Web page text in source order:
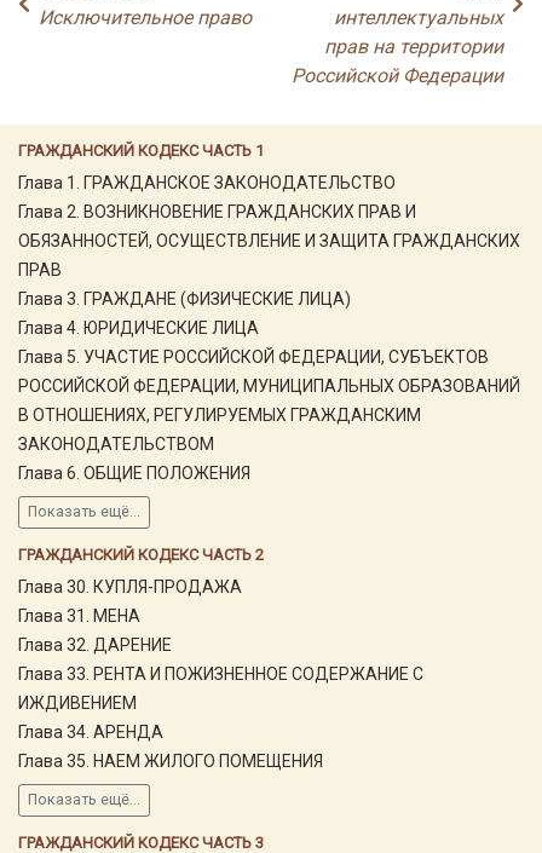
ГРАЖДАНСКИЙ КОДЕКС ЧАСТЬ 1
Глава 1. ГРАЖДАНСКОЕ ЗАКОНОДАТЕЛЬСТВО
Глава 2. ВОЗНИКНОВЕНИЕ ГРАЖДАНСКИХ ПРАВ И
ОБЯЗАННОСТЕЙ, ОСУЩЕСТВЛЕНИЕ И ЗАЩИТА ГРАЖДАНСКИХ
ПРАВ
Глава 3. ГРАЖДАНЕ (ФИЗИЧЕСКИЕ ЛИЦА)
Глава 4. ЮРИДИЧЕСКИЕ ЛИЦА
Глава 5. УЧАСТИЕ РОССИЙСКОЙ ФЕДЕРАЦИИ, СУБЪЕКТОВ
РОССИЙСКОЙ ФЕДЕРАЦИИ, МУНИЦИПАЛЬНЫХ ОБРАЗОВАНИЙ
В ОТНОШЕНИЯХ, РЕГУЛИРУЕМЫХ ГРАЖДАНСКИМ
ЗАКОНОДАТЕЛЬСТВОМ
Глава 6. ОБЩИЕ ПОЛОЖЕНИЯ
Показать ещё...
ГРАЖДАНСКИЙ КОДЕКС ЧАСТЬ 2
Глава 30. КУПЛЯ-ПРОДАЖА
Глава 31. МЕНА
Глава 32. ДАРЕНИЕ
Глава 33. РЕНТА И ПОЖИЗНЕННОЕ СОДЕРЖАНИЕ С
ИЖДИВЕНИЕМ
Глава 34. АРЕНДА
Глава 35. НАЕМ ЖИЛОГО ПОМЕЩЕНИЯ
Показать ещё...
ГРАЖДАНСКИЙ КОДЕКС ЧАСТЬ 3
Исключительное право
интеллектуальных
прав на территории
Российской Федерации